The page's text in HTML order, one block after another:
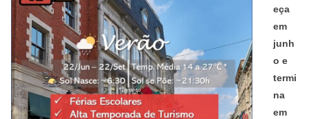
eça
em
junh
o e
termi
na
em